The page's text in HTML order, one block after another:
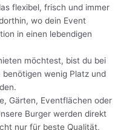
flexibel, frisch und immer
wo dein Event
in einen lebendigen
möchtest, bist du bei
wenig Platz und
Gärten, Eventflächen oder
Burger werden direkt
nur für beste Qualität,